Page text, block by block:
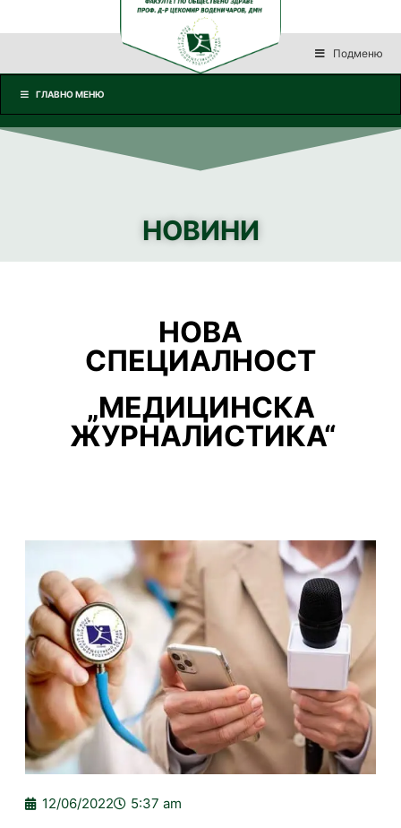
Подменю
ГЛАВНО МЕНЮ
НОВИНИ
НОВА
СПЕЦИАЛНОСТ
„МЕДИЦИНСКА
ЖУРНАЛИСТИКА“
12/06/2022 5:37 am